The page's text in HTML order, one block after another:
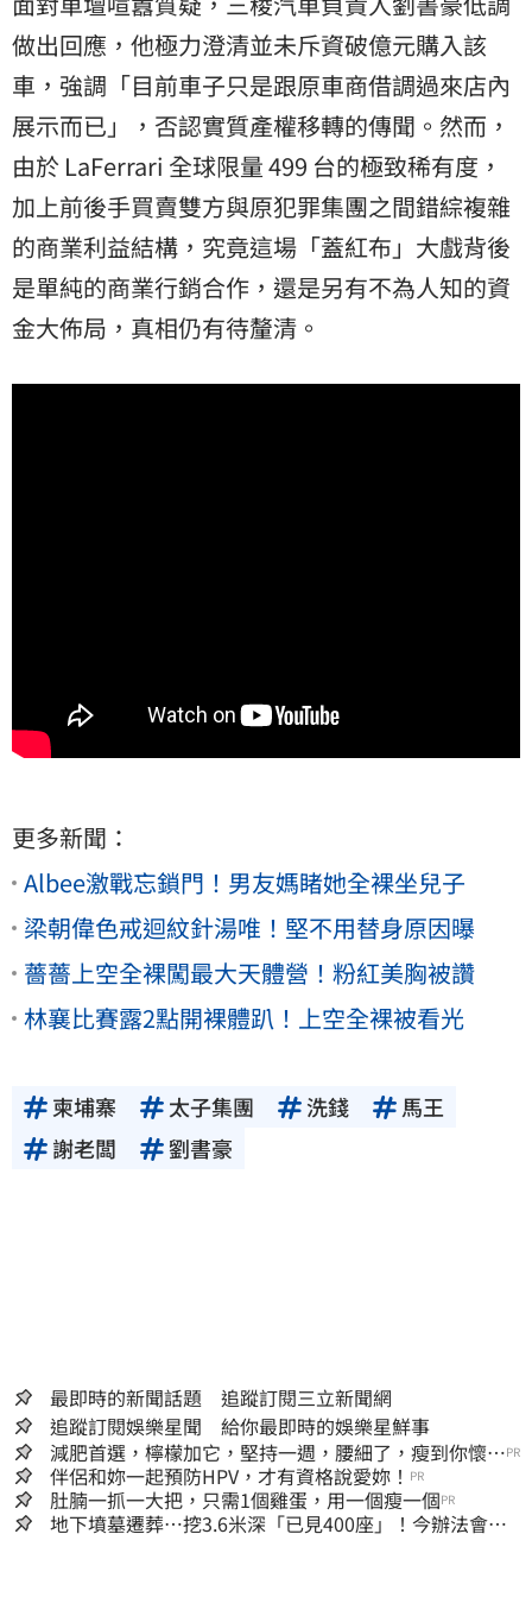
做出回應，他極力澄清並未斥資破億元購入該
車，強調「目前車子只是跟原車商借調過來店內
展示而已」，否認實質產權移轉的傳聞。然而，
由於 LaFerrari 全球限量 499 台的極致稀有度，
加上前後手買賣雙方與原犯罪集團之間錯綜複雜
的商業利益結構，究竟這場「蓋紅布」大戲背後
是單純的商業行銷合作，還是另有不為人知的資
金大佈局，真相仍有待釐清。
更多新聞：
Albee激戰忘鎖門！男友媽睹她全裸坐兒子
梁朝偉色戒迴紋針湯唯！堅不用替身原因曝
薔薔上空全裸闖最大天體營！粉紅美胸被讚
林襄比賽露2點開裸體趴！上空全裸被看光
柬埔寨 太子集團 洗錢
馬王
謝老闆
劉書豪
最即時的新聞話題 追蹤訂閱三立新聞網
追蹤訂閱娛樂星聞 給你最即時的娛樂星鮮事
減肥首選，檸檬加它，堅持一週，腰細了，瘦到你懷疑
人生
PR
伴侶和妳一起預防HPV，才有資格說愛妳！ PR
肚腩一抓一大把，只需1個雞蛋，用一個瘦一個PR
地下墳墓遷葬…挖3.6米深「已見400座」！今辦法會安